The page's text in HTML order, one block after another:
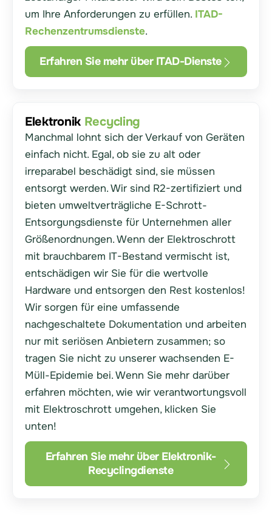
um Ihre Anforderungen zu erfüllen. ITAD-
Rechenzentrumsdienste.
Erfahren Sie mehr über ITAD-Dienste
Manchmal lohnt sich der Verkauf von Geräten
einfach nicht. Egal, ob sie zu alt oder
irreparabel beschädigt sind, sie müssen
entsorgt werden. Wir sind R2-zertifiziert und
bieten umweltverträgliche E-Schrott-
Entsorgungsdienste für Unternehmen aller
Größenordnungen. Wenn der Elektroschrott
mit brauchbarem IT-Bestand vermischt ist,
entschädigen wir Sie für die wertvolle
Hardware und entsorgen den Rest kostenlos!
Wir sorgen für eine umfassende
nachgeschaltete Dokumentation und arbeiten
nur mit seriösen Anbietern zusammen; so
tragen Sie nicht zu unserer wachsenden E-
Müll-Epidemie bei. Wenn Sie mehr darüber
erfahren möchten, wie wir verantwortungsvoll
mit Elektroschrott umgehen, klicken Sie
unten!
Elektronik Recycling
Erfahren Sie mehr über Elektronik-
Recyclingdienste